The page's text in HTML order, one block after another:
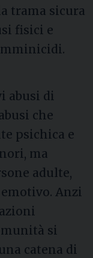
trama sicura
fisici e
abusi di
che
psichica e
ma
adulte,
Anzi
si
catena di